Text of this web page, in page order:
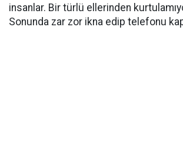
insanlar. Bir türlü ellerinden
Sonunda zar zor ikna edip telefonu